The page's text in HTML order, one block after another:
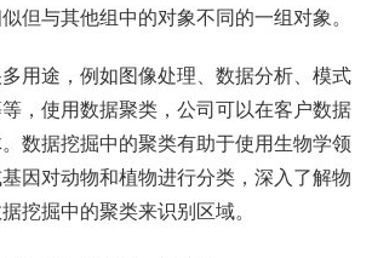
但与其他组中的对象不同的一组对象。
用途，例如图像处理、数据分析、模式
，使用数据聚类，公司可以在客户数据
数据挖掘中的聚类有助于使用生物学领
因对动物和植物进行分类，深入了解物
挖掘中的聚类来识别区域。